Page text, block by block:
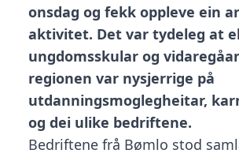
onsdag og fekk oppleve ein
aktivitet. Det var tydeleg at
ungdomsskular og
regionen var nysjerrige på
utdanningsmoglegheitar,
og dei ulike bedriftene.
Bedriftene frå Bømlo stod